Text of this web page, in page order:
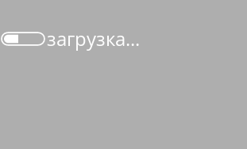
загрузка...